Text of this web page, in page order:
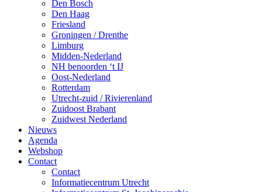
Den Bosch
Den Haag
Friesland
Groningen / Drenthe
Limburg
Midden-Nederland
NH benoorden ‘t IJ
Oost-Nederland
Rotterdam
Utrecht-zuid / Rivierenland
Zuidoost Brabant
Zuidwest Nederland
Nieuws
Agenda
Webshop
Contact
Contact
Informatiecentrum Utrecht